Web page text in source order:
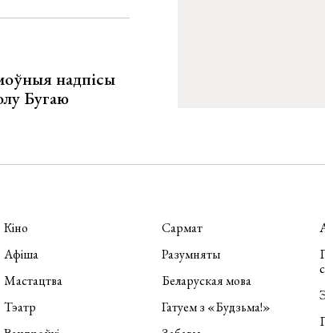
надпісы
Бугаю
Кіно
Афіша
Мастацтва
Тэатр
Сармат
Разумняты
Беларуская мова
Гатуем з «Будзьма!»